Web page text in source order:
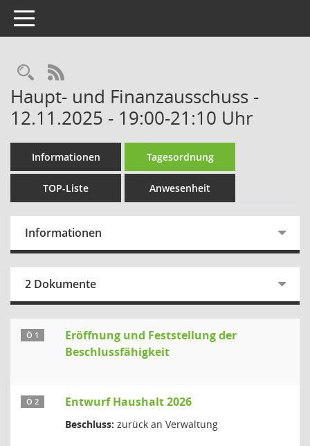
Toggle navigation
Rechercheauswahl
RSS-Feed
Haupt- und Finanzausschuss -
12.11.2025 - 19:00-21:10 Uhr
Informationen Tagesordnung
TOP-Liste Anwesenheit
Informationen
2 Dokumente
Ö 1
Eröffnung und Feststellung der
Beschlussfähigkeit
Ö 2 Entwurf Haushalt 2026
Beschluss: zurück an Verwaltung